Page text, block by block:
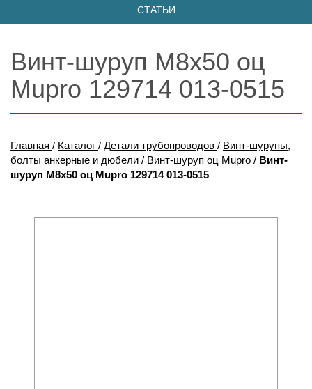
СТАТЬИ
Винт-шуруп М8х50 оц
Mupro 129714 013-0515
Главная / Каталог / Детали трубопроводов / Винт-шурупы,
болты анкерные и дюбели / Винт-шуруп оц Mupro / Винт-
шуруп М8х50 оц Mupro 129714 013-0515